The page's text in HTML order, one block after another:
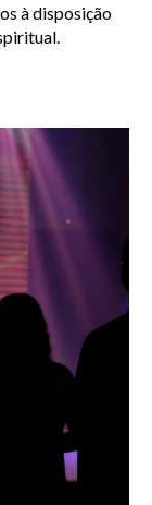
à disposição